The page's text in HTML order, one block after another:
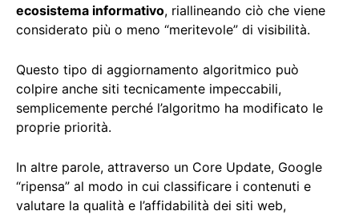
ecosistema informativo, riallineando ciò che viene
considerato più o meno “meritevole” di visibilità.
Questo tipo di aggiornamento algoritmico può
colpire anche siti tecnicamente impeccabili,
semplicemente perché l’algoritmo ha modificato le
proprie priorità.
In altre parole, attraverso un Core Update, Google
“ripensa” al modo in cui classificare i contenuti e
valutare la qualità e l’affidabilità dei siti web,